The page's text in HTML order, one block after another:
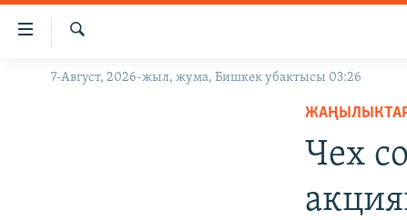
Линктер
Мазмунга
Навигацияга
ЖАҢЫЛЫКТАР
Издөө
7-Август, 2026-жыл, жума, Бишкек убактысы 03:26
Чех